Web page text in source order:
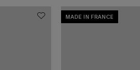
MADE IN FRANCE